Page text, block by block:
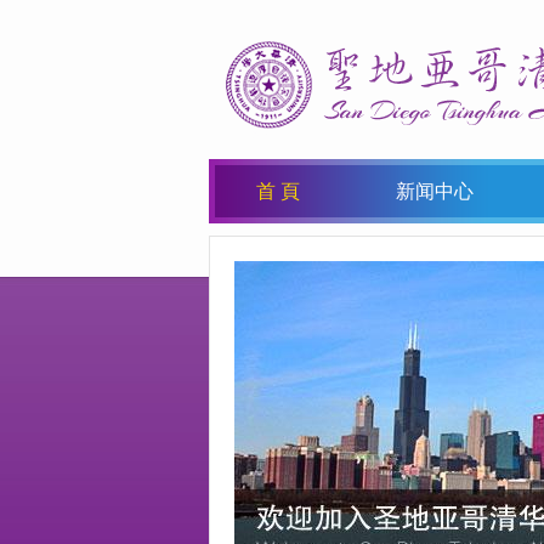
首 頁 新闻中心